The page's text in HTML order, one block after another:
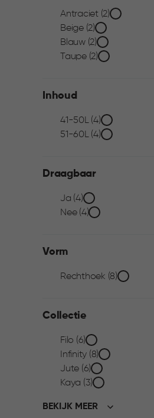
Kleur
filter
Antraciet (2)
Beige (2)
Blauw (2)
Taupe (2)
Inhoud
Inhoud
41-50L (4)
51-60L (4)
Draagbaar
Draagbaar
Ja (4)
Nee (4)
Vorm
Vorm
filter
Rechthoek (8)
Collectie
Collectie
filter
Filo (6)
Infinity (8)
Jute (6)
Kaya (3)
BEKIJK MEER